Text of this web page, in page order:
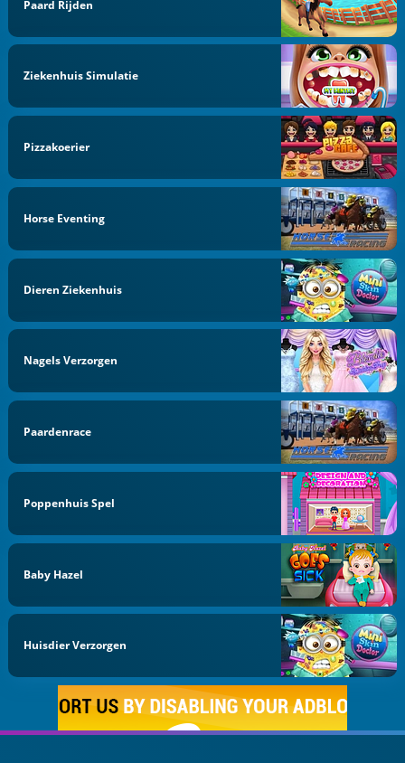
Paard Rijden
Ziekenhuis Simulatie
Pizzakoerier
Horse Eventing
Dieren Ziekenhuis
Nagels Verzorgen
Paardenrace
Poppenhuis Spel
Baby Hazel
Huisdier Verzorgen